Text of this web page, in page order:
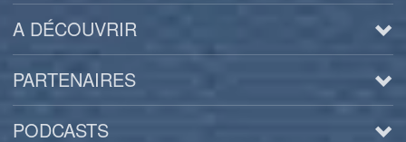
A DÉCOUVRIR
PARTENAIRES
PODCASTS